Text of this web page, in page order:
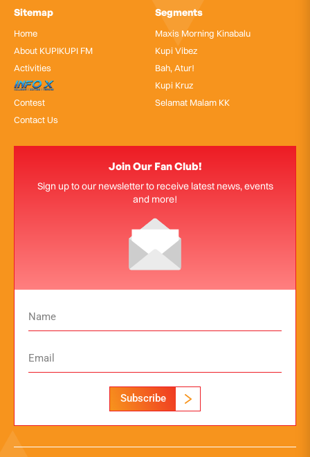
Sitemap
Home
About KUPIKUPI FM
Activities
InfoX
Contest
Contact Us
Segments
Maxis Morning Kinabalu
Kupi Vibez
Bah, Atur!
Kupi Kruz
Selamat Malam KK
Join Our Fan Club!
Sign up to our newsletter to receive latest news, events
and more!
Subscribe